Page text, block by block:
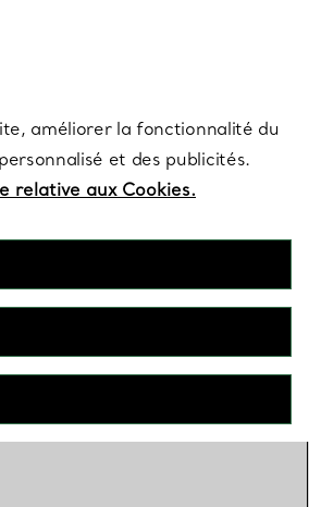
améliorer la fonctionnalité du
et des publicités.
relative aux Cookies.